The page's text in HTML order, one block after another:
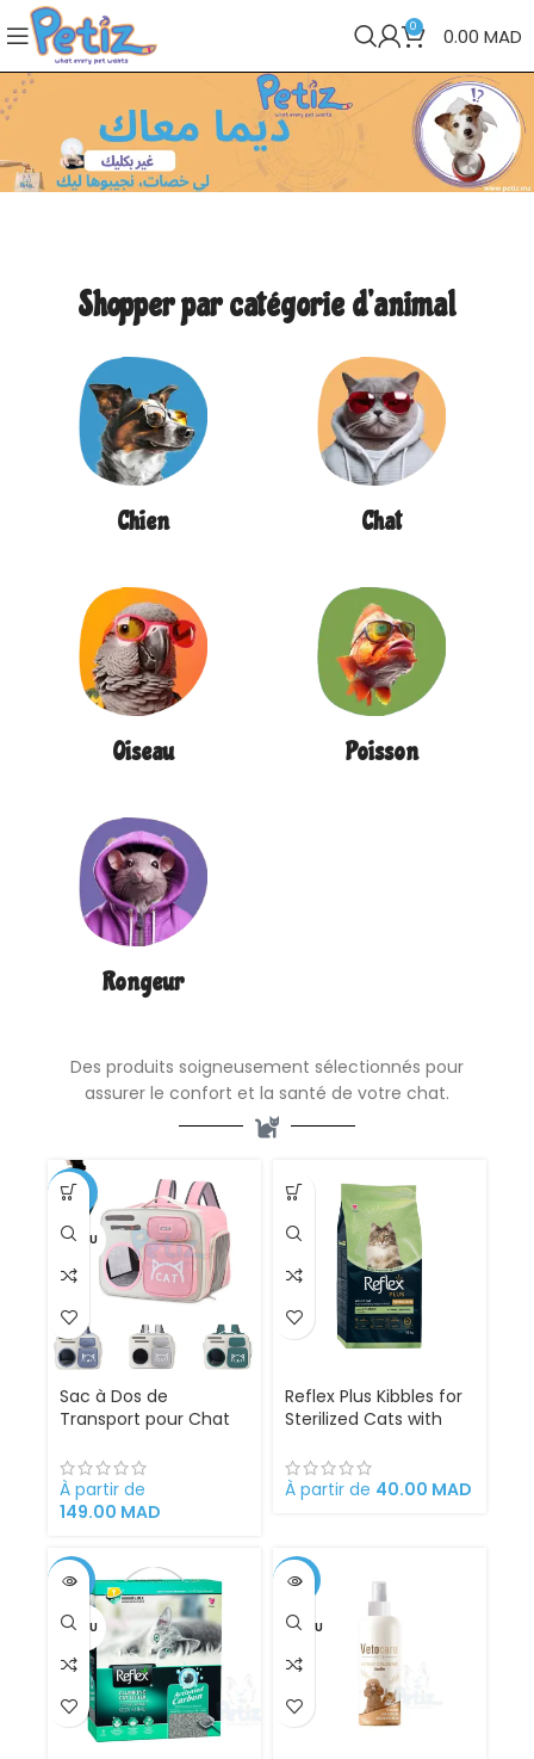
0 0.00 MAD
Shopper par catégorie d’animal
Chien Chat
Oiseau Poisson
Rongeur
Des produits soigneusement sélectionnés pour
assurer le confort et la santé de votre chat.
-32%
VENDU
Sac à Dos de
Transport pour Chat
Bulle – Confort,
Sécurité et Design
Futuriste pour Vos
À partir de
149.00 MAD
Reflex Plus Kibbles for
Sterilized Cats with
À partir de 40.00 MAD
-17%
VENDU
-12%
VENDU